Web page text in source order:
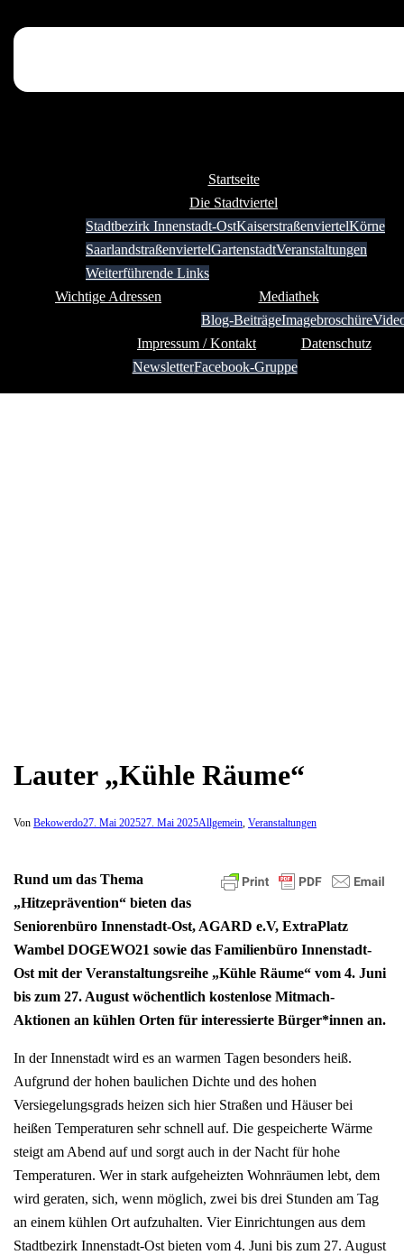
Startseite
Die Stadtviertel
Stadtbezirk Innenstadt-OstKaiserstraßenviertelKörne
SaarlandstraßenviertelGartenstadtVeranstaltungen
Weiterführende Links
Wichtige Adressen
Mediathek
Blog-BeiträgeImagebroschüre
Impressum / Kontakt
NewsletterFacebook-Gruppe
Datenschutz
Lauter „Kühle Räume“
Von Bekowerdo27. Mai 202527. Mai 2025Allgemein, Veranstaltungen
Rund um das Thema
„Hitzeprävention“ bieten das
Seniorenbüro Innenstadt-Ost, AGARD e.V, ExtraPlatz
Wambel DOGEWO21 sowie das Familienbüro Innenstadt-
Ost mit der Veranstaltungsreihe „Kühle Räume“ vom 4. Juni
bis zum 27. August wöchentlich kostenlose Mitmach-
Aktionen an kühlen Orten für interessierte Bürger*innen an.
In der Innenstadt wird es an warmen Tagen besonders heiß.
Aufgrund der hohen baulichen Dichte und des hohen
Versiegelungsgrads heizen sich hier Straßen und Häuser bei
heißen Temperaturen sehr schnell auf. Die gespeicherte Wärme
steigt am Abend auf und sorgt auch in der Nacht für hohe
Temperaturen. Wer in stark aufgeheizten Wohnräumen lebt, dem
wird geraten, sich, wenn möglich, zwei bis drei Stunden am Tag
an einem kühlen Ort aufzuhalten. Vier Einrichtungen aus dem
Stadtbezirk Innenstadt-Ost bieten vom 4. Juni bis zum 27. August